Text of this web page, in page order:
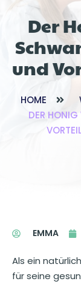
Der
und
HOME
DER
EMMA
Als ein
für seine